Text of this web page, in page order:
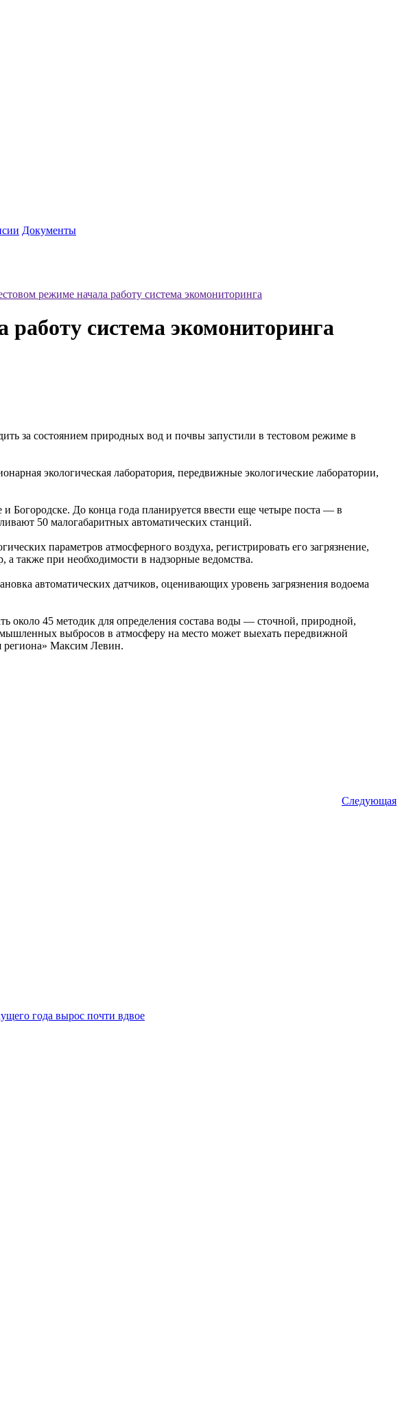
Документы
режиме начала работу система экомониторинга
система экомониторинга
за состоянием природных вод и почвы запустили в тестовом режиме в
экологическая лаборатория, передвижные экологические лаборатории,
Богородске. До конца года планируется ввести еще четыре поста — в
50 малогабаритных автоматических станций.
параметров атмосферного воздуха, регистрировать его загрязнение,
также при необходимости в надзорные ведомства.
автоматических датчиков, оценивающих уровень загрязнения водоема
около 45 методик для определения состава воды — сточной, природной,
выбросов в атмосферу на место может выехать передвижной
региона» Максим Левин.
Следующая
года вырос почти вдвое